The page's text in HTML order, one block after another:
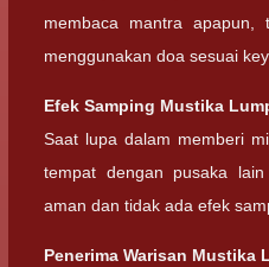
membaca mantra
menggunakan doa sesuai
Efek Samping Mustika
Saat lupa dalam memberi
tempat dengan pusaka
aman dan tidak ada efek
Penerima Warisan Mustika